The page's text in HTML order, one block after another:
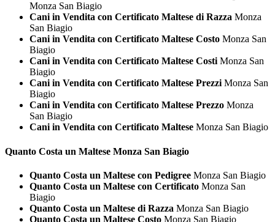
Monza San Biagio
Cani in Vendita con Certificato Maltese di Razza Monza
San Biagio
Cani in Vendita con Certificato Maltese Costo Monza San
Biagio
Cani in Vendita con Certificato Maltese CostiMonza San
Biagio
Cani in Vendita con Certificato Maltese PrezziMonza San
Biagio
Cani in Vendita con Certificato Maltese Prezzo Monza
San Biagio
Cani in Vendita con Certificato Maltese Monza San Biagio
Quanto Costa un Maltese Monza San Biagio
Quanto Costa un Maltese con Pedigree Monza San Biagio
Quanto Costa un Maltese con Certificato Monza San
Biagio
Quanto Costa un Maltese di Razza Monza San Biagio
Quanto Costa un Maltese Costo Monza San Biagio